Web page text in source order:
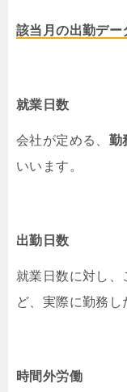
該当月の出勤デー
就業日数
会社が定める、 勤
いいます。
出勤日数
就業日数に対し、
ど、実際に勤務し
時間外労働